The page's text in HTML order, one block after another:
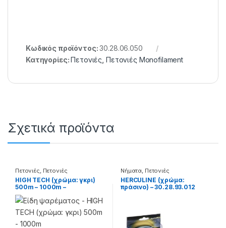
Κωδικός προϊόντος:30.28.06.050
Κατηγορίες:Πετονιές Πετονιές Monofilament
Σχετικά προϊόντα
Πετονιές Πετονιές
Monofilament
HIGH TECH (χρώμα: γκρι)
500m – 1000m –
30.48.21.522
Νήματα Πετονιές
HERCULINE (χρώμα:
πράσινο) – 30.28.93.012